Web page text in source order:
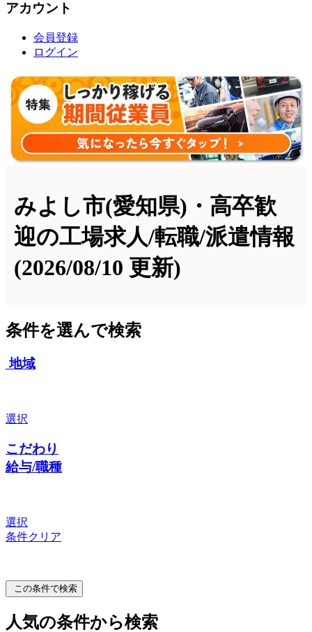
アカウント
会員登録
ログイン
みよし市(愛知県)・高卒歓
迎の工場求人/転職/派遣情報
(2026/08/10 更新)
条件を選んで検索
地域
選択
こだわり
給与/職種
選択
条件クリア
この条件で検索
人気の条件から検索